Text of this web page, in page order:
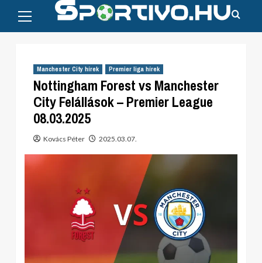
content
Menu
Manchester City hírek Premier liga hírek
Nottingham Forest vs Manchester
City Felállások – Premier League
08.03.2025
Kovács Péter 2025.03.07.